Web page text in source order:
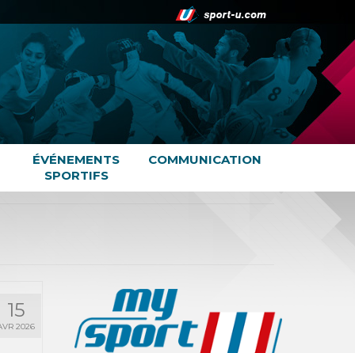
ÉVÉNEMENTS
SPORTIFS
COMMUNICATION
15
2026